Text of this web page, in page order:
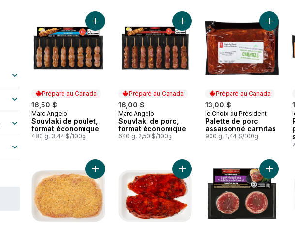
Préparé au Canada
16,50 $
Préparé au Canada
Marc Angelo
Souvlaki de poulet,
format économique
480 g, 3,44 $/100g
Ajouter Souvlaki de poulet, format économique au panier
Préparé au Canada
16,00 $
Préparé au Canada
Marc Angelo
Souvlaki de porc,
format économique
640 g, 2,50 $/100g
Ajouter Souvlaki de porc, format
Préparé au Canada
13,00 $
Préparé au Canada
le Choix du Président
Palette de porc
assaisonné carnitas
900 g, 1,44 $/100g
Ajouter
Ajouter Longe De Porc Schnitzel au panier
Ajouter Poitrines de pouletAjouter